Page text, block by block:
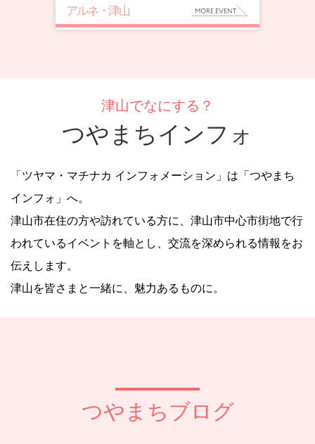
アルネ・津山
津山でなにする？
つやまちインフォ
「ツヤマ・マチナカ インフォメーション」は「つやまち
インフォ」へ。
津山市在住の方や訪れている方に、津山市中心市街地で行
われているイベントを軸とし、交流を深められる情報をお
伝えします。
津山を皆さまと一緒に、魅力あるものに。
つやまちブログ